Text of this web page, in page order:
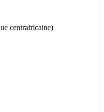
centrafricaine)